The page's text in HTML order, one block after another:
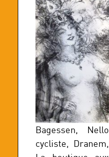
Bagessen, Nello
cycliste, Dranem,